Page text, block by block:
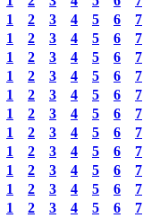
1 2 3 4 5 6
7
1 2 3 4 5 6
7
1 2 3 4 5 6
7
1 2 3 4 5 6
7
1 2 3 4 5 6
7
1 2 3 4 5 6
7
1 2 3 4 5 6
7
1 2 3 4 5 6
7
1 2 3 4 5 6
7
1 2 3 4 5 6
7
1 2 3 4 5 6
7